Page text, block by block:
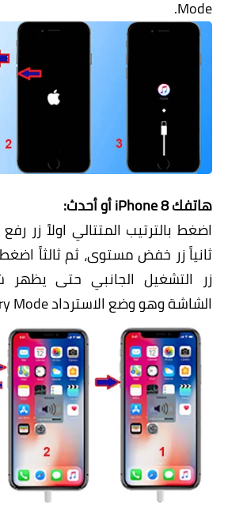
Mode.
هاتفك iPhone 8 أو أحدث:
اضغط بالترتيب المتتالي اولاً زر
ثانياً زر خفض مستوى، ثم ثالثاً
زر التشغيل الجانبي حتى يظهر
الشاشة وهو وضع الاسترداد Recovery Mode.